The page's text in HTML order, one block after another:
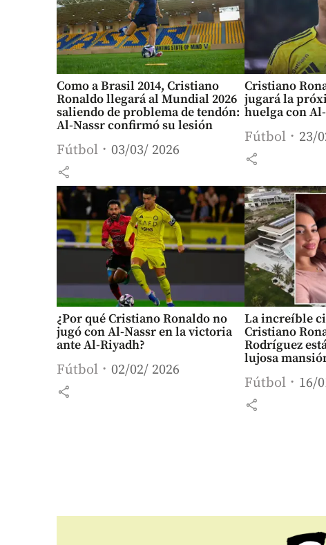
Como a Brasil 2014, Cristiano
Ronaldo llegará al Mundial 2026
saliendo de problema de tendón:
Al-Nassr confirmó su lesión
Fútbol 03/03/ 2026
share
Cristiano
jugará la
huelga con
Fútbol 23/
share
¿Por qué Cristiano Ronaldo no
jugó con Al-Nassr en la victoria
ante Al-Riyadh?
Fútbol 02/02/ 2026
share
La increíble
Cristiano
Rodríguez
lujosa
Fútbol 16/
share